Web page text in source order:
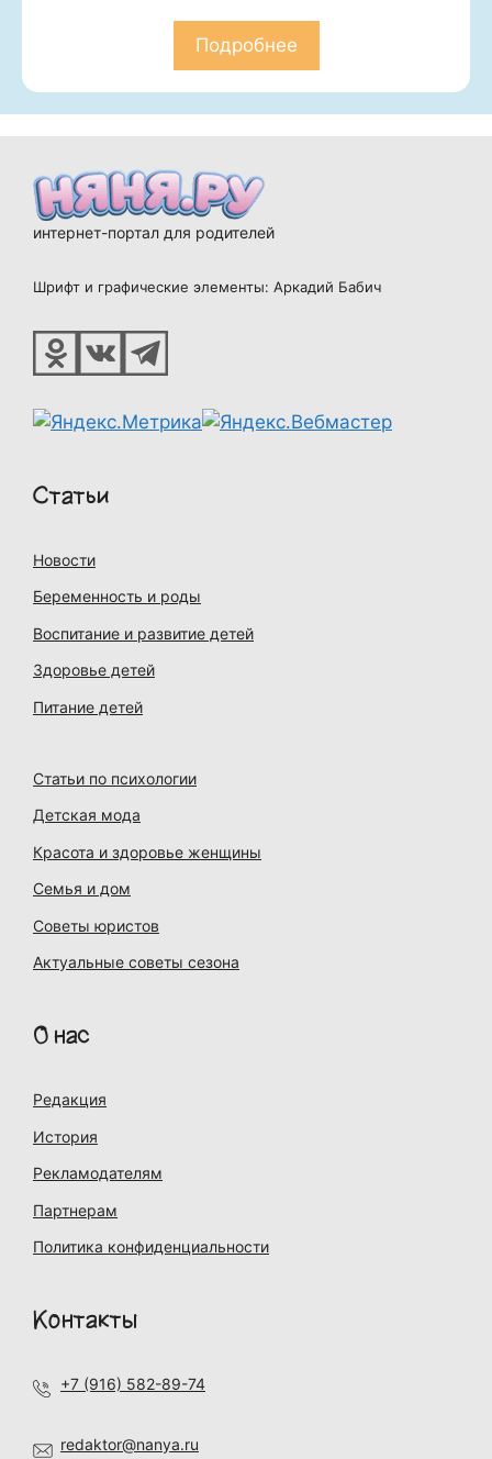
Подробнее
интернет-портал для родителей
Шрифт и графические элементы: Аркадий Бабич
Статьи
Новости
Беременность и роды
Воспитание и развитие детей
Здоровье детей
Питание детей
Статьи по психологии
Детская мода
Красота и здоровье женщины
Семья и дом
Советы юристов
Актуальные советы сезона
О нас
Редакция
История
Рекламодателям
Партнерам
Политика конфиденциальности
Контакты
+7 (916) 582-89-74
redaktor@nanya.ru